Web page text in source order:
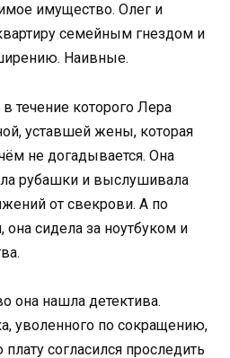
имущество. Олег и
семейным гнездом и
Наивные.
течение которого Лера
уставшей жены, которая
не догадывается. Она
рубашки и выслушивала
от свекрови. А по
она сидела за ноутбуком и
она нашла детектива.
уволенного по сокращению,
согласился проследить